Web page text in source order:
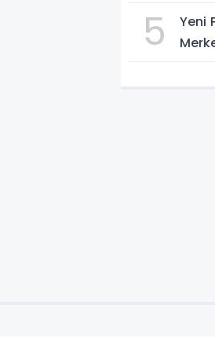
5
Yeni